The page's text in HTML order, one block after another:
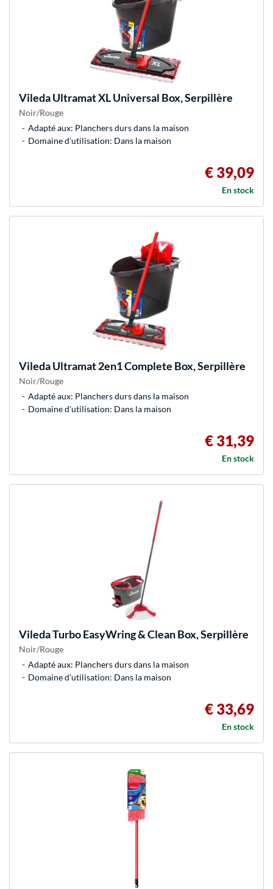
ViledaUltramat XL Universal Box, Serpillère
Noir/Rouge
Adapté aux: Planchers durs dans la maison
Domaine d'utilisation: Dans la maison
€ 39,09
En stock
ViledaUltramat 2en1 Complete Box, Serpillère
Noir/Rouge
Adapté aux: Planchers durs dans la maison
Domaine d'utilisation: Dans la maison
€ 31,39
En stock
ViledaTurbo EasyWring & Clean Box, Serpillère
Noir/Rouge
Adapté aux: Planchers durs dans la maison
Domaine d'utilisation: Dans la maison
€ 33,69
En stock